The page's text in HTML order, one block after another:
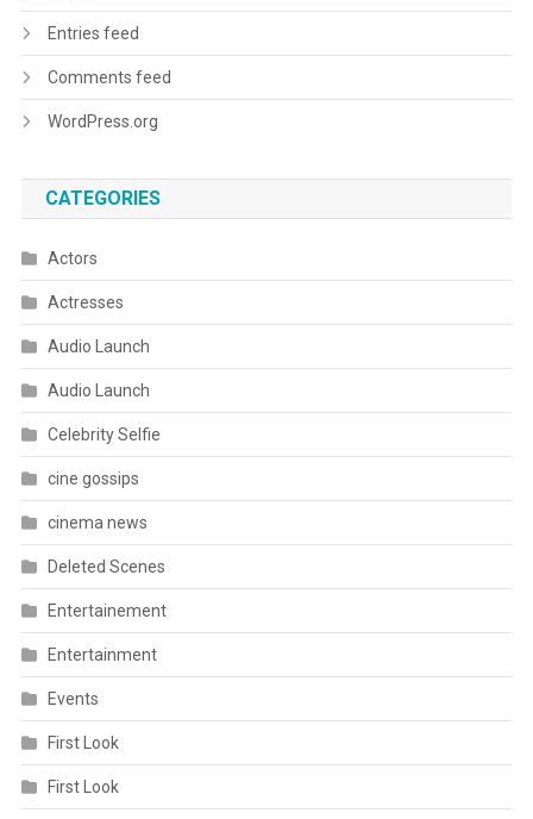
Entries feed
Comments feed
WordPress.org
CATEGORIES
Actors
Actresses
Audio Launch
Audio Launch
Celebrity Selfie
cine gossips
cinema news
Deleted Scenes
Entertainement
Entertainment
Events
First Look
First Look